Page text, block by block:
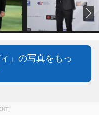
」の写真をもっ